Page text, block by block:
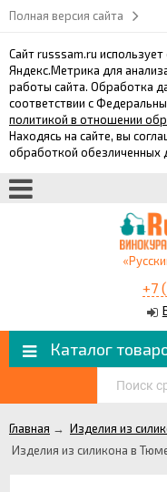
Полная версия сайта
Сайт russsam.ru
Яндекс.Метрика для
работы сайта. Обработка
соответствии с
политикой в отношении
Находясь на сайте, вы
обработкой обезличенных
+7
Каталог
Главная → Изделия из
Изделия из силикона в